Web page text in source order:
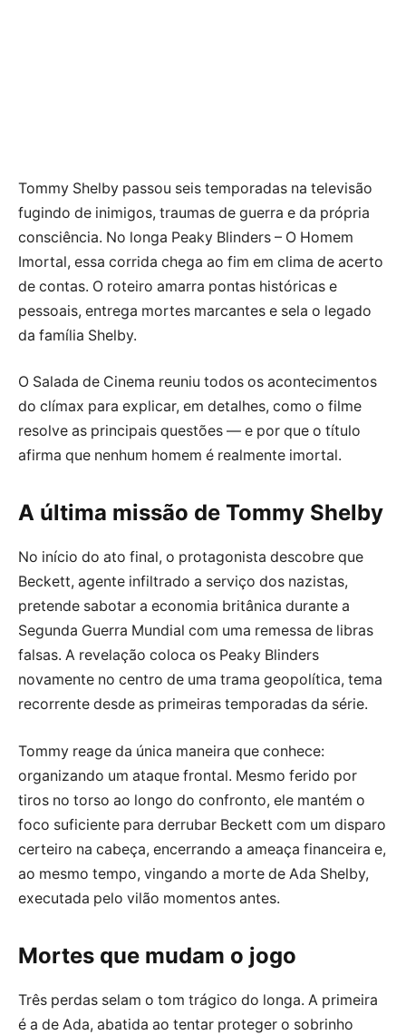
Tommy Shelby passou seis temporadas na televisão
fugindo de inimigos, traumas de guerra e da própria
consciência. No longa Peaky Blinders – O Homem
Imortal, essa corrida chega ao fim em clima de acerto
de contas. O roteiro amarra pontas históricas e
pessoais, entrega mortes marcantes e sela o legado
da família Shelby.
O Salada de Cinema reuniu todos os acontecimentos
do clímax para explicar, em detalhes, como o filme
resolve as principais questões — e por que o título
afirma que nenhum homem é realmente imortal.
A última missão de Tommy Shelby
No início do ato final, o protagonista descobre que
Beckett, agente infiltrado a serviço dos nazistas,
pretende sabotar a economia britânica durante a
Segunda Guerra Mundial com uma remessa de libras
falsas. A revelação coloca os Peaky Blinders
novamente no centro de uma trama geopolítica, tema
recorrente desde as primeiras temporadas da série.
Tommy reage da única maneira que conhece:
organizando um ataque frontal. Mesmo ferido por
tiros no torso ao longo do confronto, ele mantém o
foco suficiente para derrubar Beckett com um disparo
certeiro na cabeça, encerrando a ameaça financeira e,
ao mesmo tempo, vingando a morte de Ada Shelby,
executada pelo vilão momentos antes.
Mortes que mudam o jogo
Três perdas selam o tom trágico do longa. A primeira
é a de Ada, abatida ao tentar proteger o sobrinho